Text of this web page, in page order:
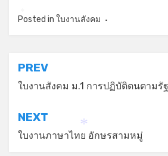
Posted in ใบงานสังคม
แนะแนว
เรื่อง
PREV
ใบงานสังคม ม.1 การปฏิบัติตนตาม
NEXT
ใบงานภาษาไทย อักษรสามหมู่
*
*